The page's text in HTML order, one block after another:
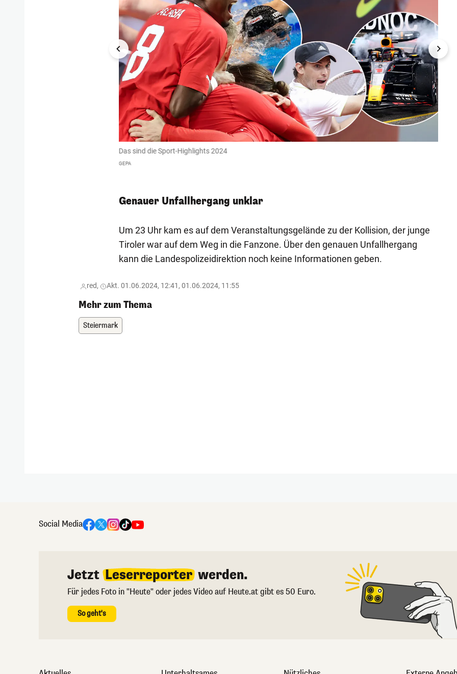
Das sind die Sport-Highlights 2024
GEPA
Genauer Unfallhergang unklar
Um 23 Uhr kam es auf dem Veranstaltungsgelände zu der Kollision, der junge
Tiroler war auf dem Weg in die Fanzone. Über den genauen Unfallhergang
kann die Landespolizeidirektion noch keine Informationen geben.
red, Akt. 01.06.2024, 12:41, 01.06.2024, 11:55
Mehr zum Thema
Steiermark
Social Media
Jetzt Leserreporter werden.
Für jedes Foto in "Heute" oder jedes Video auf Heute.at gibt es 50 Euro.
So geht's